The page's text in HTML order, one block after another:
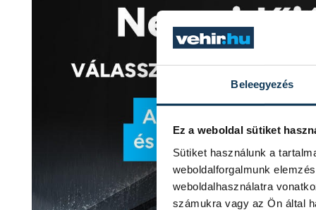
Beleegyezés
Ez a weboldal sütiket
Sütiket használunk a
weboldalforgalmunk
weboldalhasználatra
számukra vagy az Ön által